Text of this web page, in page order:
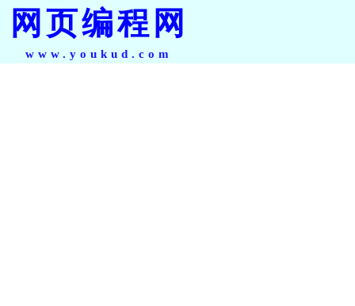
网页编程网
www.youkud.com